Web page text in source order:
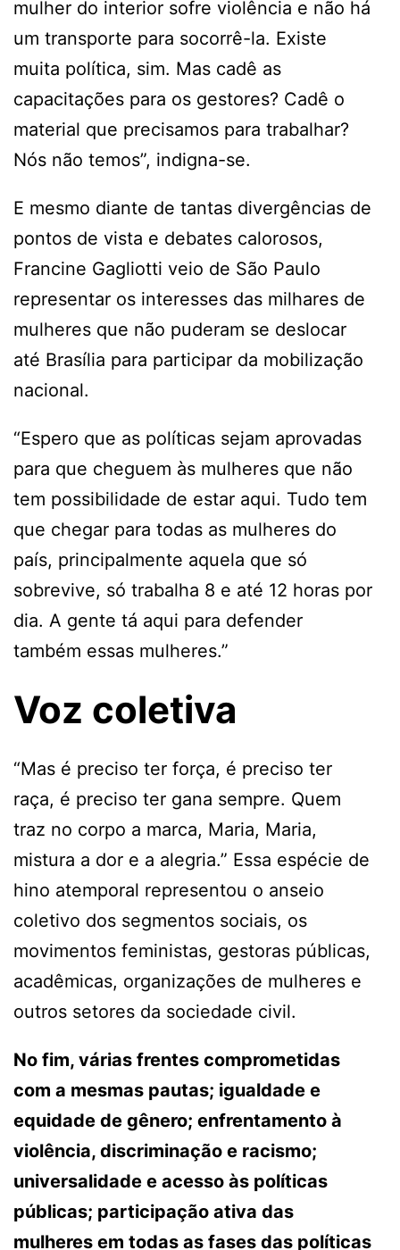
mulher do interior sofre violência e não há
um transporte para socorrê-la. Existe
muita política, sim. Mas cadê as
capacitações para os gestores? Cadê o
material que precisamos para trabalhar?
Nós não temos”, indigna-se.
E mesmo diante de tantas divergências de
pontos de vista e debates calorosos,
Francine Gagliotti veio de São Paulo
representar os interesses das milhares de
mulheres que não puderam se deslocar
até Brasília para participar da mobilização
nacional.
“Espero que as políticas sejam aprovadas
para que cheguem às mulheres que não
tem possibilidade de estar aqui. Tudo tem
que chegar para todas as mulheres do
país, principalmente aquela que só
sobrevive, só trabalha 8 e até 12 horas por
dia. A gente tá aqui para defender
também essas mulheres.”
Voz coletiva
“Mas é preciso ter força, é preciso ter
raça, é preciso ter gana sempre. Quem
traz no corpo a marca, Maria, Maria,
mistura a dor e a alegria.” Essa espécie de
hino atemporal representou o anseio
coletivo dos segmentos sociais, os
movimentos feministas, gestoras públicas,
acadêmicas, organizações de mulheres e
outros setores da sociedade civil.
No fim, várias frentes comprometidas
com a mesmas pautas; igualdade e
equidade de gênero; enfrentamento à
violência, discriminação e racismo;
universalidade e acesso às políticas
públicas; participação ativa das
mulheres em todas as fases das políticas